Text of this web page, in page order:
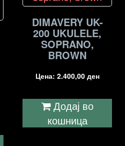
DIMAVERY UK-
200 UKULELE,
SOPRANO,
BROWN
Цена: 2.400,00 ден
Додај во
кошница